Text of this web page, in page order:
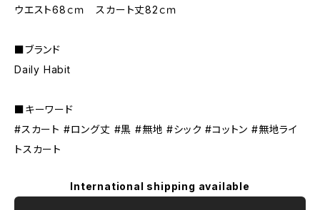
ウエスト68ｃｍ スカート丈82ｃｍ
■ブランド
Daily Habit
■キーワード
#スカート #ロング丈 #黒 #無地 #シック #コットン #無地ライ
トスカート
International shipping available